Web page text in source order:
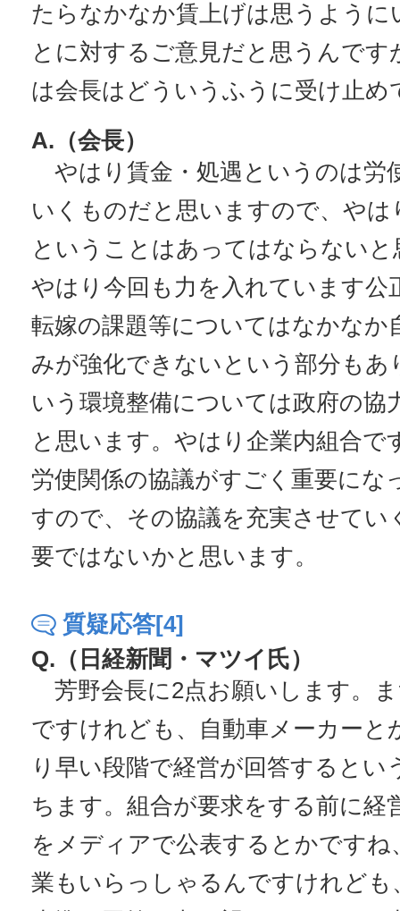
たらなかなか賃上げは思うよう
とに対するご意見だと思うんで
は会長はどういうふうに受け止め
A.（会長）
やはり賃金・処遇というのは労
いくものだと思いますので、やは
ということはあってはならない
やはり今回も力を入れています公
転嫁の課題等についてはなかなか
みが強化できないという部分もあ
いう環境整備については政府の協
と思います。やはり企業内組合で
労使関係の協議がすごく重要にな
すので、その協議を充実させてい
要ではないかと思います。
質疑応答[4]
Q.（日経新聞・マツイ氏）
芳野会長に2点お願いします。
ですけれども、自動車メーカーと
り早い段階で経営が回答するとい
ちます。組合が要求をする前に経
をメディアで公表するとかですね
業もいらっしゃるんですけれども